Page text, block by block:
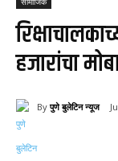
हजारांचा
By पुणे बुलेटिन न्यूज